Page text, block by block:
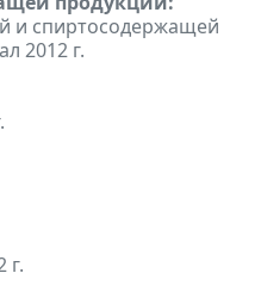
и спиртосодержащей
2012 г.
г.